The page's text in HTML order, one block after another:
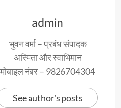
admin
भुवन वर्मा – प्रबंध संपादक
अस्मिता और स्वाभिमान
मोबाइल नंबर – 9826704304
See author's posts